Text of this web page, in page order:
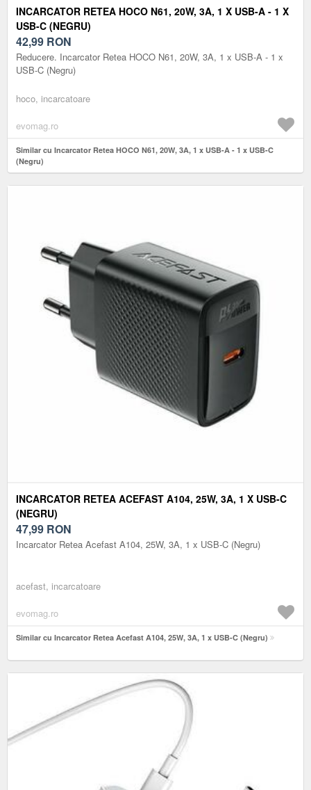
INCARCATOR RETEA HOCO N61, 20W, 3A, 1 X USB-A - 1 X
USB-C (NEGRU)
42,99 RON
Reducere. Incarcator Retea HOCO N61, 20W, 3A, 1 x USB-A - 1 x
USB-C (Negru)
hoco, incarcatoare
evomag.ro
Similar cu Incarcator Retea HOCO N61, 20W, 3A, 1 x USB-A - 1 x USB-C
(Negru)
INCARCATOR RETEA ACEFAST A104, 25W, 3A, 1 X USB-C
(NEGRU)
47,99 RON
Incarcator Retea Acefast A104, 25W, 3A, 1 x USB-C (Negru)
acefast, incarcatoare
evomag.ro
Similar cu Incarcator Retea Acefast A104, 25W, 3A, 1 x USB-C (Negru)